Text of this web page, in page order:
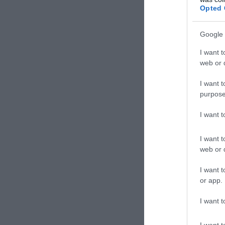
Opted
Google
I want
web or
I want
I want
I want
web or
I want
or app.
I want
ΣΧΟΛΙΑΣΤΕ